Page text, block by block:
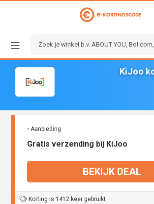
KiJoo
• Aanbieding
Gratis verzending bij KiJoo
BEKIJK DEAL
Korting is 1412 keer gebruikt